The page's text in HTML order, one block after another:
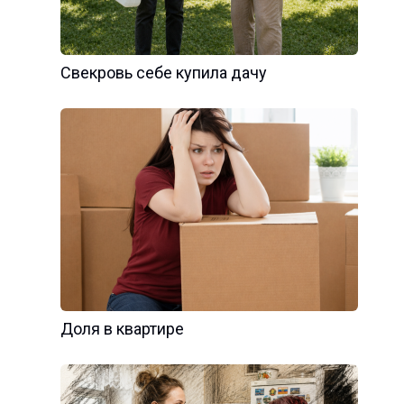
Свекровь себе купила дачу
Доля в квартире